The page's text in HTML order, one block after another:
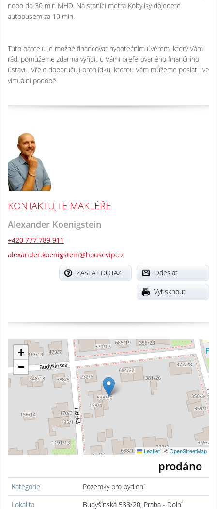
nebo do 30 min MHD. Na stanici metra Kobylisy dojedete
autobusem za 10 min.
Tuto parcelu je možné financovat hypotečním úvěrem, který Vám
rádi pomůžeme zdarma vyřídit u Vámi preferovaného finančního
ústavu. Vřele doporučuji prohlídku, kterou Vám můžeme poslat i ve
virtuální podobě.
KONTAKTUJTE MAKLÉŘE
Alexander Koenigstein
+420 777 789 911
alexander.koenigstein@housevip.cz
Odeslat
ZASLAT DOTAZ
Vytisknout
+
−
Leaflet | ©OpenStreetMap
prodáno
Kategorie
Pozemky pro bydlení
Lokalita
Budyšínská 538/20, Praha - Dolní